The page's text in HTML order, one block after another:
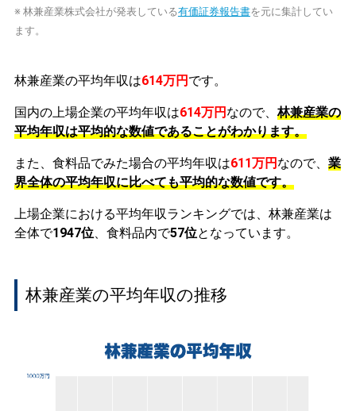
※ 林兼産業株式会社が発表している有価証券報告書を元に集計してい
ます。
林兼産業の平均年収は614万円 です。
国内の上場企業の平均年収は614万円 なので、林兼産業の
平均年収は平均的な数値であることがわかります。
また、食料品でみた場合の平均年収は611万円 なので、 業
界全体の平均年収に比べても平均的な数値です。
上場企業における平均年収ランキングでは、林兼産業は
全体で1947位、食料品内で57位となっています。
林兼産業の平均年収の推移